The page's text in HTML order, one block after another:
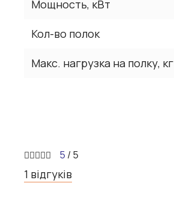
Мощность, кВт
Кол-во полок
Макс. нагрузка на полку, кг
5 / 5
1 відгуків